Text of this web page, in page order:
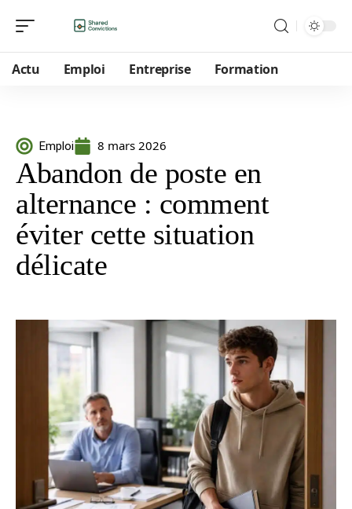
Actu Emploi Entreprise Formation
Emploi 8 mars 2026
Abandon de poste en
alternance : comment
éviter cette situation
délicate